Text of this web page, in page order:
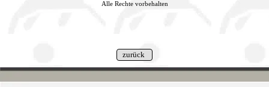
Alle Rechte vorbehalten